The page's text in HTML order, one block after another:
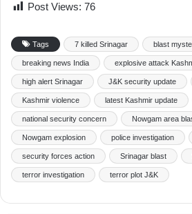
Post Views: 76
Tags 7 killed Srinagar blast
breaking news India explosive attack
high alert Srinagar J&K security update
Kashmir violence latest Kashmir update
national security concern Nowgam area
Nowgam explosion police investigation
security forces action Srinagar blast
terror investigation terror plot J&K